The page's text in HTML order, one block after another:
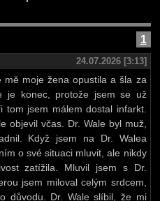
1
24.07.2026 [3:13]
moje žena opustila a šla za
je konec, protože jsem se už
tom jsem málem dostal infarkt.
objevil včas. Dr. Wale byl muž,
Když jsem na Dr. Walea
o své situaci mluvit, ale nikdy
zatížila. Mluvil jsem s Dr.
jsem miloval celým srdcem,
důvodu. Dr. Wale slíbil, že mi